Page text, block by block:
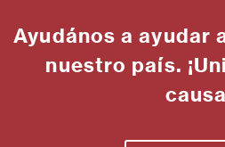
Ayudános a ayudar
nuestro país.